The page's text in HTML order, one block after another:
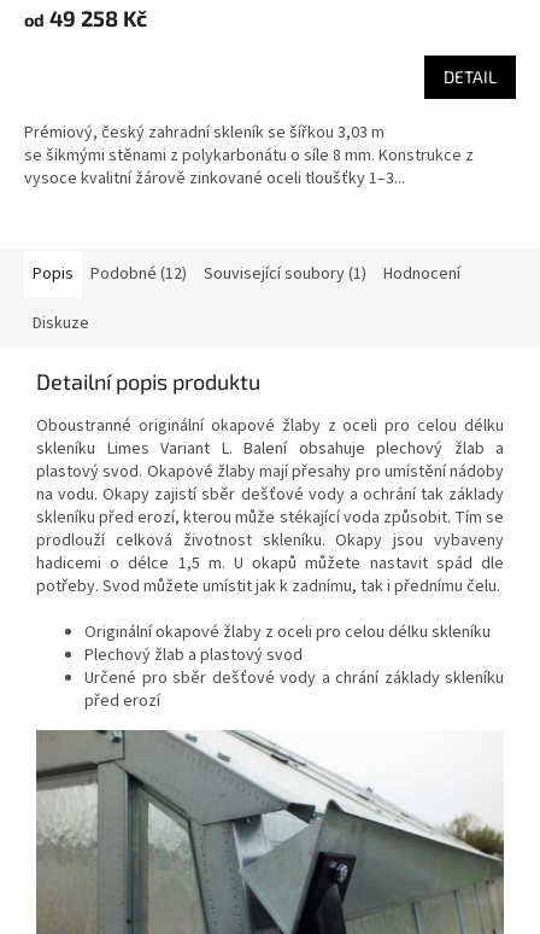
od 49 258 Kč
DETAIL
Prémiový, český zahradní skleník se šířkou 3,03 m
se šikmými stěnami z polykarbonátu o síle 8 mm. Konstrukce z
vysoce kvalitní žárově zinkované oceli tloušťky 1–3...
Popis Podobné (12) Související soubory (1) Hodnocení
Diskuze
Detailní popis produktu
Oboustranné originální okapové žlaby z oceli pro celou délku
skleníku Limes Variant L. Balení obsahuje plechový žlab a
plastový svod. Okapové žlaby mají přesahy pro umístění nádoby
na vodu.Okapy zajistí sběr dešťové vody a ochrání tak základy
skleníku před erozí, kterou může stékající voda způsobit. Tím se
prodlouží celková životnost skleníku. Okapy jsou vybaveny
hadicemi o délce 1,5 m. U okapů můžete nastavit spád dle
potřeby. Svod můžete umístit jak k zadnímu, tak i přednímu čelu.
Originální okapové žlaby z oceli pro celou délku skleníku
Plechový žlab a plastový svod
Určené pro sběr dešťové vody a chrání základy skleníku
před erozí